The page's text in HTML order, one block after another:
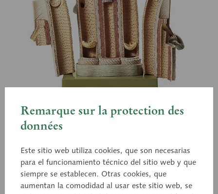
HS 25
y las venas
Remarque sur la protection des
données
Este sitio web utiliza cookies, que son necesarias
para el funcionamiento técnico del sitio web y que
siempre se establecen. Otras cookies, que
aumentan la comodidad al usar este sitio web, se